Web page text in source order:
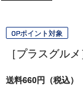
OPポイント対象
［プラスグル
送料660円（税込）